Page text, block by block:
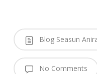
Blog Seasun
No Comments